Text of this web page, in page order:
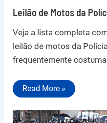
Leilão de Motos da
Veja a lista completa
leilão de motos da
frequentemente
Read More »